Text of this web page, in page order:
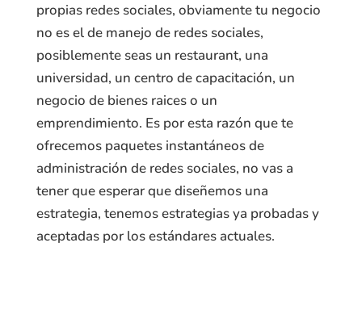
propias redes sociales, obviamente tu negocio
no es el de manejo de redes sociales,
posiblemente seas un restaurant, una
universidad, un centro de capacitación, un
negocio de bienes raices o un
emprendimiento. Es por esta razón que te
ofrecemos paquetes instantáneos de
administración de redes sociales, no vas a
tener que esperar que diseñemos una
estrategia, tenemos estrategias ya probadas y
aceptadas por los estándares actuales.